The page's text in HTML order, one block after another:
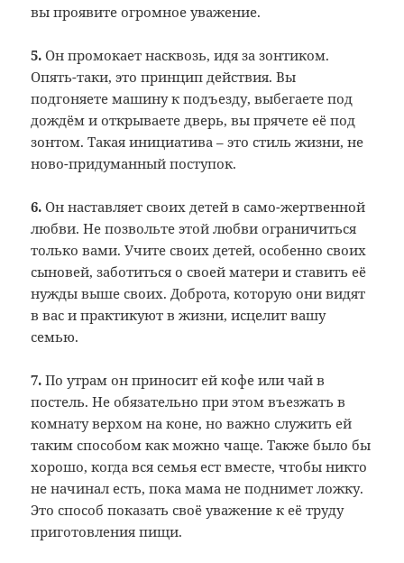
вы проявите огромное уважение.
5.Он промокает насквозь, идя за зонтиком.
Опять-таки, это принцип действия. Вы
подгоняете машину к подъезду, выбегаете под
дождём и открываете дверь, вы прячете её под
зонтом. Такая инициатива – это стиль жизни, не
ново-придуманный поступок.
6. Он наставляет своих детей в само-жертвенной
любви. Не позвольте этой любви ограничиться
только вами. Учите своих детей, особенно своих
сыновей, заботиться о своей матери и ставить её
нужды выше своих. Доброта, которую они видят
в вас и практикуют в жизни, исцелит вашу
семью.
7.По утрам он приносит ей кофе или чай в
постель. Не обязательно при этом въезжать в
комнату верхом на коне, но важно служить ей
таким способом как можно чаще. Также было бы
хорошо, когда вся семья ест вместе, чтобы никто
не начинал есть, пока мама не поднимет ложку.
Это способ показать своё уважение к её труду
приготовления пищи.